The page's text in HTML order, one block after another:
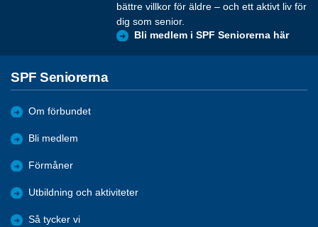
bättre villkor för äldre – och ett aktivt liv för
dig som senior.
Bli medlem i SPF Seniorerna här
SPF Seniorerna
Om förbundet
Bli medlem
Förmåner
Utbildning och aktiviteter
Så tycker vi